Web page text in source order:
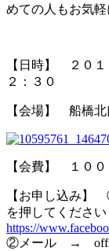
めての人もお気軽
【日時】 ２０１
２：３０
【会場】 船橋北
【会費】 １００
【お申し込み
を押してください
https://
②メール →